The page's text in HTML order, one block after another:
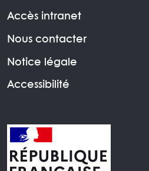
Accès intranet
Nous contacter
Notice légale
Accessibilité